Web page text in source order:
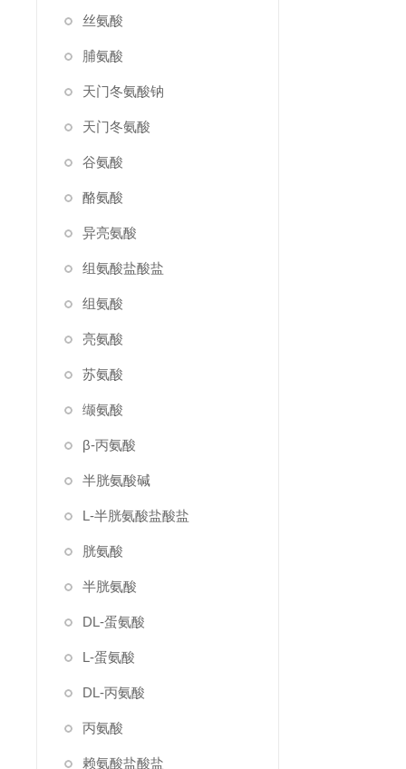
丝氨酸
脯氨酸
天门冬氨酸钠
天门冬氨酸
谷氨酸
酪氨酸
异亮氨酸
组氨酸盐酸盐
组氨酸
亮氨酸
苏氨酸
缬氨酸
β-丙氨酸
半胱氨酸碱
L-半胱氨酸盐酸盐
胱氨酸
半胱氨酸
DL-蛋氨酸
L-蛋氨酸
DL-丙氨酸
丙氨酸
赖氨酸盐酸盐